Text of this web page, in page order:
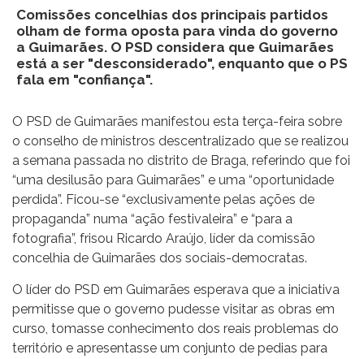
Comissões concelhias dos principais partidos
olham de forma oposta para vinda do governo
a Guimarães. O PSD considera que Guimarães
está a ser "desconsiderado", enquanto que o PS
fala em "confiança".
O PSD de Guimarães manifestou esta terça-feira sobre
o conselho de ministros descentralizado que se realizou
a semana passada no distrito de Braga, referindo que foi
“uma desilusão para Guimarães” e uma “oportunidade
perdida”. Ficou-se “exclusivamente pelas ações de
propaganda” numa “ação festivaleira” e “para a
fotografia”, frisou Ricardo Araújo, líder da comissão
concelhia de Guimarães dos sociais-democratas.
O líder do PSD em Guimarães esperava que a iniciativa
permitisse que o governo pudesse visitar as obras em
curso, tomasse conhecimento dos reais problemas do
território e apresentasse um conjunto de pedias para